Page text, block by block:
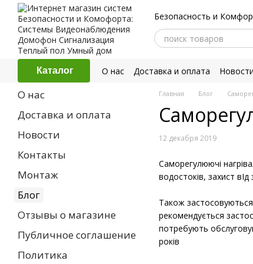
Перейти к основному контенту
Безопасность и
Каталог О нас Доставка и оплата Новости
Главная Блог
12 декабря 2019
Саморегулюючі
водостоків, захист вIд
Також застосовуються
рекомендується
потребують
років
О нас
Доставка и оплата
Новости
Контакты
Монтаж
Блог
Отзывы о магазине
Публичное соглашение
Политика